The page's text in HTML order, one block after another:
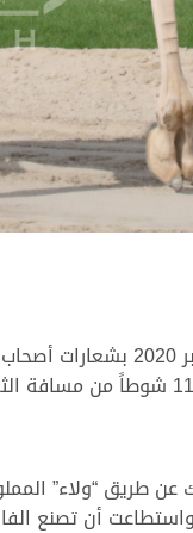
تلونت انطلاقة
عن طريق “ولاء”